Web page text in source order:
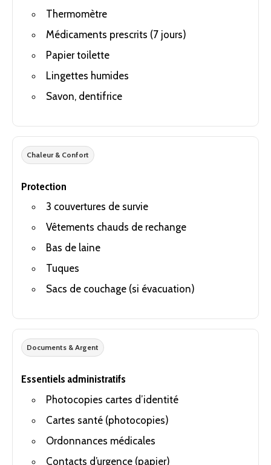
Thermomètre
Médicaments prescrits (7 jours)
Papier toilette
Lingettes humides
Savon, dentifrice
Chaleur & Confort
Protection
3 couvertures de survie
Vêtements chauds de rechange
Bas de laine
Tuques
Sacs de couchage (si évacuation)
Documents & Argent
Essentiels administratifs
Photocopies cartes d’identité
Cartes santé (photocopies)
Ordonnances médicales
Contacts d’urgence (papier)